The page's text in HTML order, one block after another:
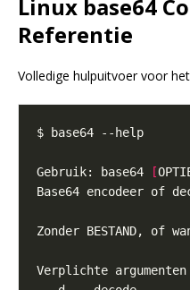
Linux base64
Referentie
Volledige hulpuitvoer voor
Gebruik: base64 [